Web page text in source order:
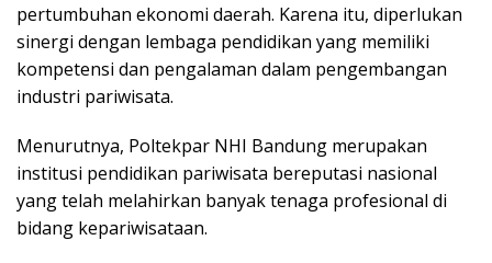
pertumbuhan ekonomi daerah. Karena itu, diperlukan
sinergi dengan lembaga pendidikan yang memiliki
kompetensi dan pengalaman dalam pengembangan
industri pariwisata.
Menurutnya, Poltekpar NHI Bandung merupakan
institusi pendidikan pariwisata bereputasi nasional
yang telah melahirkan banyak tenaga profesional di
bidang kepariwisataan.